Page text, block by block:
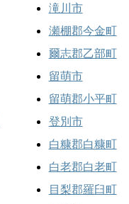
滝川市
瀬棚郡今金町
爾志郡乙部町
留萌市
留萌郡小平町
登別市
白糠郡白糠町
白老郡白老町
目梨郡羅臼町